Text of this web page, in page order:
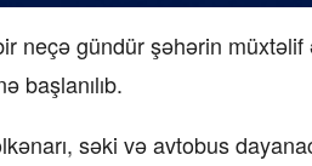
neçə gündür şəhərin müxtəlif
başlanılıb.
səki və avtobus